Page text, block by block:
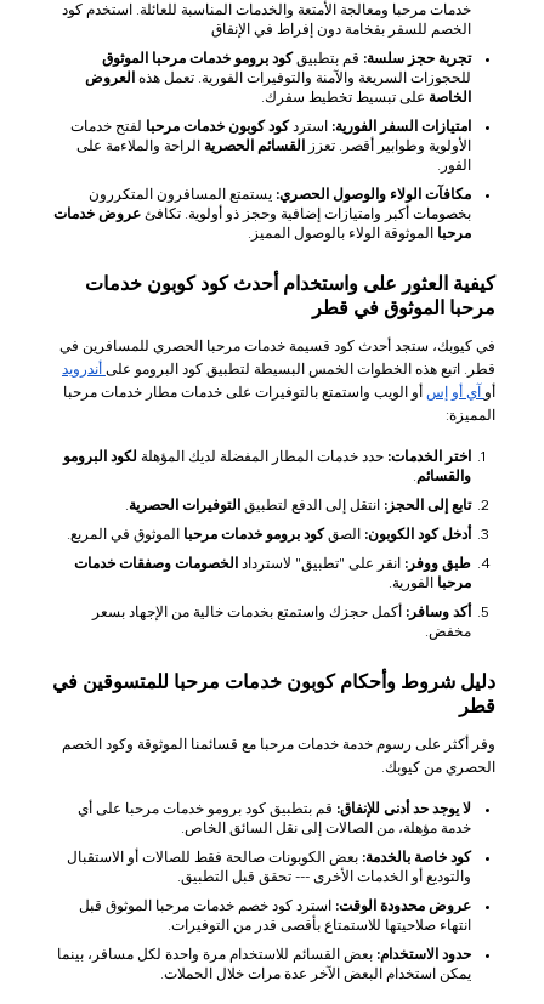
خدمات مرحبا ومعالجة الأمتعة والخدمات المناسبة للعائلة. استخدم كود
الخصم للسفر بفخامة دون إفراط في الإنفاق
تجربة حجز سلسة: قم بتطبيقكود برومو خدمات مرحبا الموثوق
للحجوزات السريعة والآمنة والتوفيرات الفورية. تعمل هذه العروض
الخاصة على تبسيط تخطيط سفرك.
امتيازات السفر الفورية: استردكود كوبون خدمات مرحبا لفتح خدمات
الأولوية وطوابير أقصر. تعزز
القسائم الحصرية الراحة والملاءمة على
الفور.
مكافآت الولاء والوصول الحصري: يستمتع المسافرون المتكررون
بخصومات أكبر وامتيازات إضافية وحجز ذو أولوية. تكافئ عروض خدمات
مرحبا الموثوقة الولاء بالوصول المميز.
كيفية العثور على واستخدام أحدث كود كوبون خدمات
مرحبا الموثوق في قطر
في كيوبك، ستجد أحدث كود قسيمة خدمات مرحبا الحصري للمسافرين في
قطر. اتبع هذه الخطوات الخمس البسيطة لتطبيق كود البرومو على أندرويد
أو آي أو إس أو الويب واستمتع بالتوفيرات على خدمات مطار خدمات مرحبا
المميزة:
اختر الخدمات: حدد خدمات المطار المفضلة لديك المؤهلة لكود البرومو
والقسائم
تابع إلى الحجز: انتقل إلى الدفع لتطبيق التوفيرات الحصرية
أدخل كود الكوبون: الصقكود برومو خدمات مرحبا الموثوق في المربع.
طبق ووفر: انقر على "تطبيق" لاسترداد
الخصومات وصفقات خدمات
مرحبا الفورية.
أكد وسافر: أكمل حجزك واستمتع بخدمات خالية من الإجهاد بسعر
مخفض.
دليل شروط وأحكام كوبون خدمات مرحبا للمتسوقين في
قطر
وفر أكثر على رسوم خدمة خدمات مرحبا مع قسائمنا الموثوقة وكود الخصم
الحصري من كيوبك.
لا يوجد حد أدنى للإنفاق: قم بتطبيق كود برومو خدمات مرحبا على أي
خدمة مؤهلة، من الصالات إلى نقل السائق الخاص.
كود خاصة بالخدمة: بعض الكوبونات صالحة فقط للصالات أو الاستقبال
والتوديع أو الخدمات الأخرى --- تحقق قبل التطبيق.
عروض محدودة الوقت: استرد كود خصم خدمات مرحبا الموثوق قبل
انتهاء صلاحيتها للاستمتاع بأقصى قدر من التوفيرات.
حدود الاستخدام: بعض القسائم للاستخدام مرة واحدة لكل مسافر، بينما
يمكن استخدام البعض الآخر عدة مرات خلال الحملات.